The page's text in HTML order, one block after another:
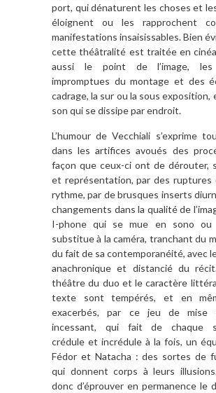
port, qui dénaturent les choses et
éloignent ou les rapprochent
manifestations insaisissables. Bien
cette théâtralité est traitée en
aussi le point de l’image, les
impromptues du montage et des
cadrage, la sur ou la sous exposition,
son qui se dissipe par endroit.
L’humour de Vecchiali s’exprime
dans les artifices avoués des
façon que ceux-ci ont de dérouter,
et représentation, par des ruptures
rythme, par de brusques inserts
changements dans la qualité de
I-phone qui se mue en sono ou
substitue à la caméra, tranchant du
du fait de sa contemporanéité, avec
anachronique et distancié du
théâtre du duo et le caractère
texte sont tempérés, et en
exacerbés, par ce jeu de mise
incessant, qui fait de chaque
crédule et incrédule à la fois, un
Fédor et Natacha : des sortes de
qui donnent corps à leurs
donc d’éprouver en permanence le